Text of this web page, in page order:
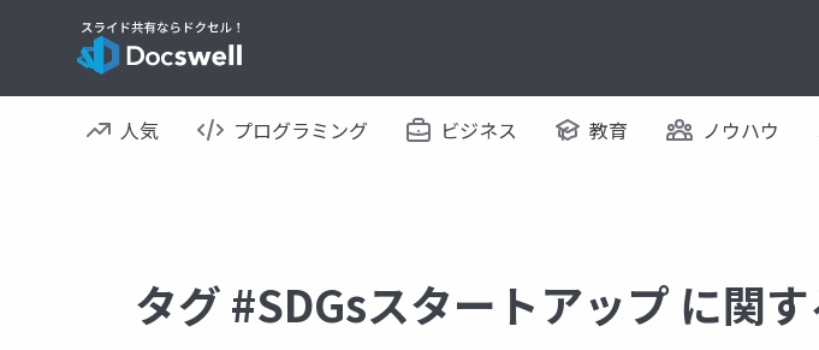
人気 プログラミング ビジネス 教育 ノウハウ
タグ #SDGsスタートアップ に関